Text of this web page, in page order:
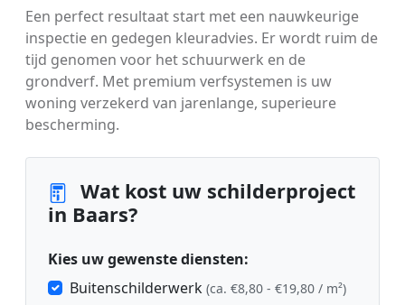
Een perfect resultaat start met een nauwkeurige
inspectie en gedegen kleuradvies. Er wordt ruim de
tijd genomen voor het schuurwerk en de
grondverf. Met premium verfsystemen is uw
woning verzekerd van jarenlange, superieure
bescherming.
Wat kost uw schilderproject
in Baars?
Kies uw gewenste diensten:
Buitenschilderwerk (ca. €8,80 - €19,80 / m²)